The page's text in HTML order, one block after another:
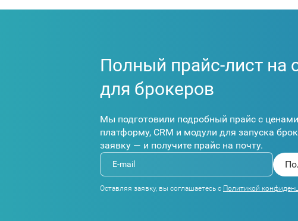
Полный прайс-лист на
для брокеров
Мы подготовили подробный прайс с
платформу, CRM и модули для запуска
заявку — и получите прайс на почту.
Оставляя заявку, вы соглашаетесь с Политикой